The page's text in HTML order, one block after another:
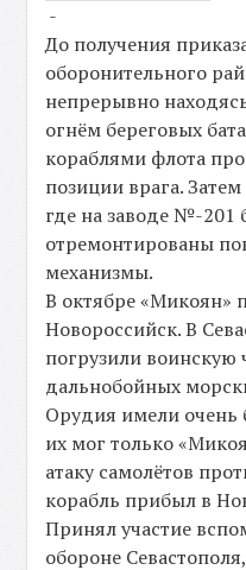
-
До получения
оборонительного
непрерывно
огнём береговых
кораблями флота
позиции врага.
где на заводе №-201
отремонтированы
механизмы.
В октябре «Микоян»
Новороссийск. В
погрузили воинскую
дальнобойных
Орудия имели очень
их мог только
атаку самолётов
корабль прибыл в
Принял участие
обороне